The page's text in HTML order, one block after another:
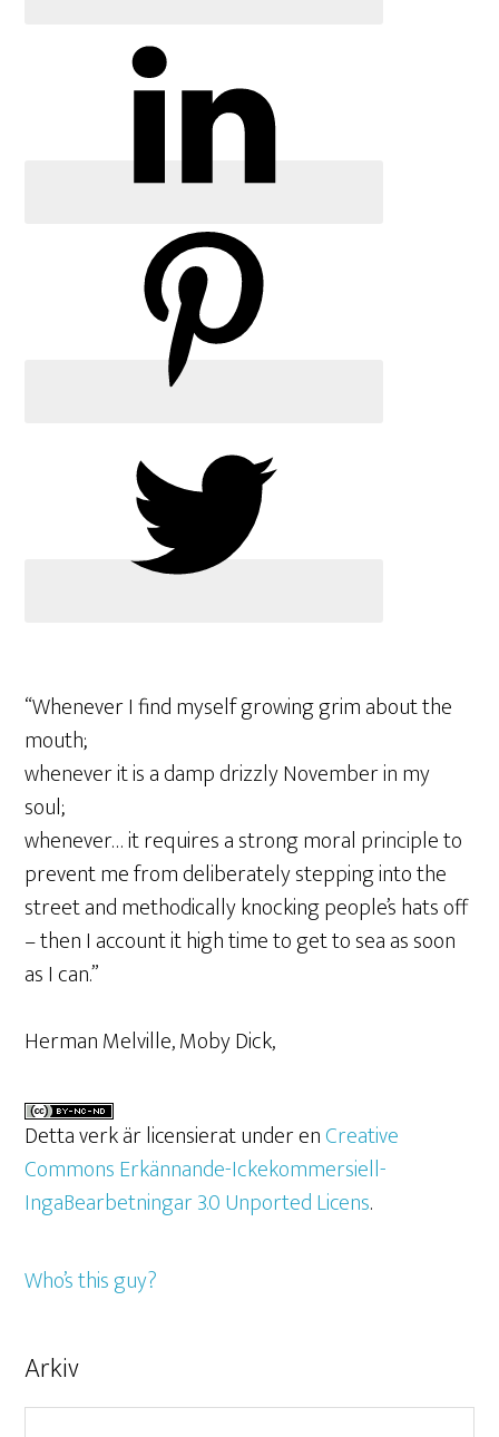
“Whenever I find myself growing grim about the
mouth;
whenever it is a damp drizzly November in my
soul;
whenever… it requires a strong moral principle to
prevent me from deliberately stepping into the
street and methodically knocking people’s hats off
– then I account it high time to get to sea as soon
as I can.”
Herman Melville, Moby Dick,
Detta verk är licensierat under enCreative
Commons Erkännande-Ickekommersiell-
IngaBearbetningar 3.0 Unported Licens.
Who’s this guy?
Arkiv